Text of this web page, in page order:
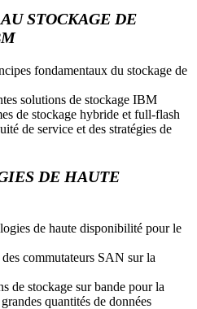
STOCKAGE DE
fondamentaux du stockage de
solutions de stockage IBM
de stockage hybride et full-flash
de service et des stratégies de
DE HAUTE
de haute disponibilité pour le
commutateurs SAN sur la
de stockage sur bande pour la
quantités de données